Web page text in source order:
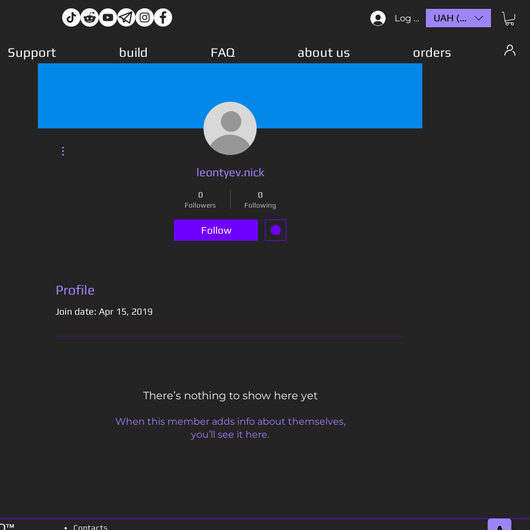
Log In UAH (₴)
Support build FAQ about us orders
leontyev.nick
0
Followers
0
Following
Follow
Profile
Join date: Apr 15, 2019
There’s nothing to show here yet
When this member adds info about themselves,
you’ll see it here.
Contacts